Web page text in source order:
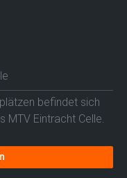
befindet sich
MTV Eintracht Celle.